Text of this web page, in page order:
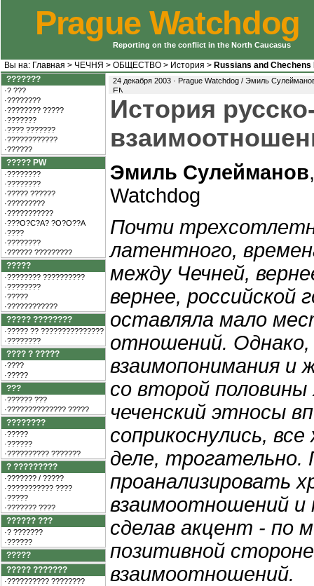
Prague Watchdog
Reporting on the conflict in the North Caucasus
Вы на: Главная > ЧЕЧНЯ > ОБЩЕСТВО > История > Russians and Chechens
???????
·? ???
·????????
·???????? ?????
·???????
·???? ???????
·????????????
·??????
????? PW
·????????
·????????
·????? ??????
·?????????
·???????????
·???O?C?A? ?O?O??A
·????
·????????
·?????? ?????????
?????
·???????? ??????????
·????????
·?????
·????????????
????? ????????
·????? ?? ???????????????
·????????
???? ? ?????
·????
·?????
???
·?????? ???
·?????????????? ?????
????????
·?????
·??????
·?????????? ???????
? ?????????
·??????? / ?????
·??????????? ????
·?????
·??????? ????
?????? ???
·? ???????
·??????
?????
????? ???????
·?????????? ????????
24 декабря 2003 · Prague Watchdog / Эмиль
История
Эмиль Сулейманов
Watchdog
Почти
латентного,
между Чечней,
вернее, российской
оставляла мало
отношений. Однако,
взаимопонимания и
со второй половины
чеченский этносы
соприкоснулись,
деле,
проанализировать
взаимоотношений и
сделав акцент - по
позитивной стороне
взаимоотношений.